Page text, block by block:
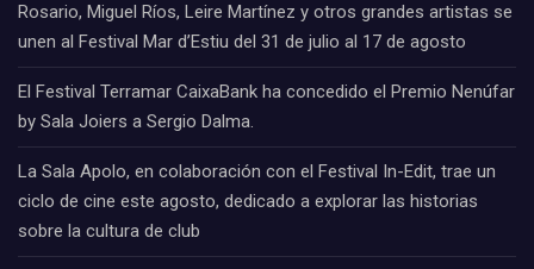
Rosario, Miguel Ríos, Leire Martínez y otros grandes artistas se
unen al Festival Mar d’Estiu del 31 de julio al 17 de agosto
El Festival Terramar CaixaBank ha concedido el Premio Nenúfar
by Sala Joiers a Sergio Dalma.
La Sala Apolo, en colaboración con el Festival In-Edit, trae un
ciclo de cine este agosto, dedicado a explorar las historias
sobre la cultura de club